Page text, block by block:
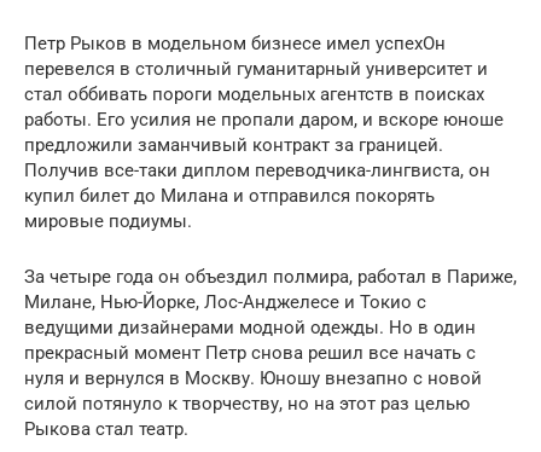
Петр Рыков в модельном бизнесе имел успехОн
перевелся в столичный гуманитарный университет и
стал оббивать пороги модельных агентств в поисках
работы. Его усилия не пропали даром, и вскоре юноше
предложили заманчивый контракт за границей.
Получив все-таки диплом переводчика-лингвиста, он
купил билет до Милана и отправился покорять
мировые подиумы.
За четыре года он объездил полмира, работал в Париже,
Милане, Нью-Йорке, Лос-Анджелесе и Токио с
ведущими дизайнерами модной одежды. Но в один
прекрасный момент Петр снова решил все начать с
нуля и вернулся в Москву. Юношу внезапно с новой
силой потянуло к творчеству, но на этот раз целью
Рыкова стал театр.